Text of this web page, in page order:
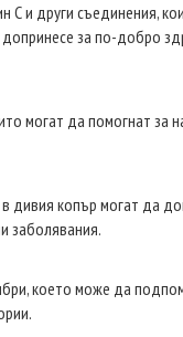
и други съединения,
за по-добро
могат да помогнат за
дивия копър могат да
заболявания.
което може да